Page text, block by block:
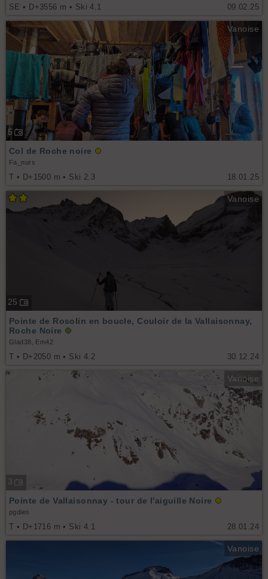
09.02.25
SE • D+3556 m • Ski 4.1
Vanoise
5
18.01.25
Col de Roche noire
Fa_nurs
T • D+1500 m • Ski 2.3
Vanoise
25
30.12.24
Pointe de Rosolin en boucle, Couloir de la Vallaisonnay,
Roche Noire
Glad38, Em42
T • D+2050 m • Ski 4.2
Vanoise
3
28.01.24
Pointe de Vallaisonnay - tour de l'aiguille Noire
pgdies
T • D+1716 m • Ski 4.1
Vanoise